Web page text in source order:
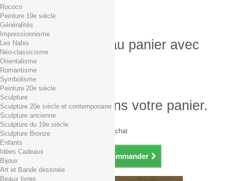
Commander
Produit ajouté au panier avec
succès
Quantité
Total
Il y a 1 produit dans votre panier.
Total produits TTC
Frais de port TTC
0,01€ dès 29€ d'achat
Total TTC
Continuer mes achats Commander
Rococo
Peinture 19e siècle
Généralités
Impressionnisme
Les Nabis
Néo-classicisme
Orientalisme
Romantisme
Symbolisme
Peinture 20e siècle
Sculpture
Sculpture 20e siècle et contemporaine
Sculpture ancienne
Sculpture du 19e siècle
Sculpture Bronze
Enfants
Idées Cadeaux
Bijoux
Art et Bande dessinée
Beaux livres